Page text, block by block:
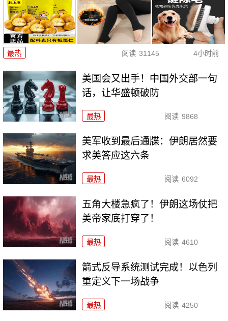
最热 阅读 31145 4小时前
美国会又出手！中国外交部一句
话，让华盛顿破防
最热 阅读 9868
美军收到最后通牒：伊朗居然要
求美答应这六条
最热 阅读 6092
五角大楼急疯了！伊朗这场仗把
美帝家底打穿了！
最热 阅读 4610
箭式反导系统测试完成！以色列
重定义下一场战争
最热 阅读 4250